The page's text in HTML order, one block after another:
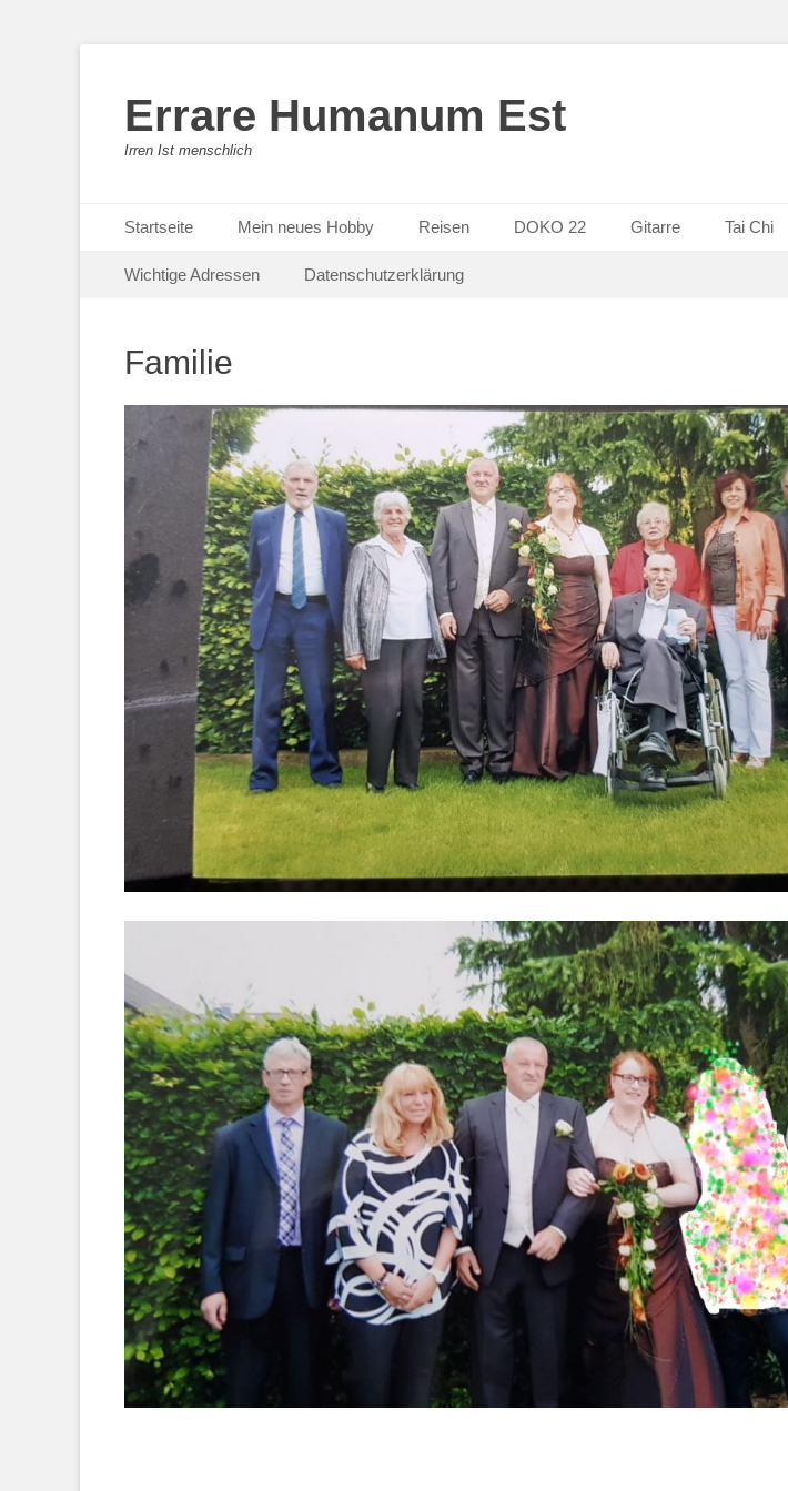
Errare Humanum Est
Irren Ist menschlich
Primäres Menü
Inhalt
Startseite Mein neues Hobby Reisen DOKO 22 Gitarre Tai Chi
Sekundäres Menü
Inhalt
Wichtige Adressen Datenschutzerklärung
Familie